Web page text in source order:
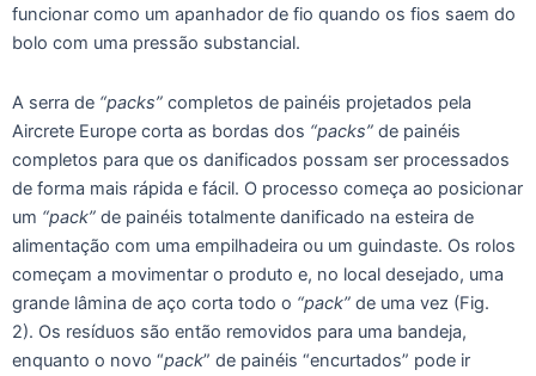
funcionar como um apanhador de fio quando os fios saem do
bolo com uma pressão substancial.
A serra de “packs” completos de painéis projetados pela
Aircrete Europe corta as bordas dos “packs” de painéis
completos para que os danificados possam ser processados ​​
de forma mais rápida e fácil. O processo começa ao posicionar
um “pack” de painéis totalmente danificado na esteira de
alimentação com uma empilhadeira ou um guindaste. Os rolos
começam a movimentar o produto e, no local desejado, uma
grande lâmina de aço corta todo o “pack” de uma vez (Fig.
2). Os resíduos são então removidos para uma bandeja,
enquanto o novo “pack” de painéis “encurtados” pode ir